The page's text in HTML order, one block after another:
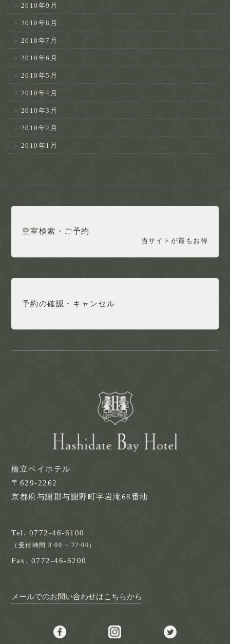
2010年9月
2010年8月
2010年7月
2010年6月
2010年5月
2010年4月
2010年3月
2010年2月
2010年1月
空室検索・ご予約
当サイトが最もお得
予約の確認・キャンセル
橋立ベイホテル
〒629-2262
京都府与謝郡与謝野町字岩滝68番地
Tel. 0772-46-6100
（受付時間 8:00 ~ 22:00）
Fax. 0772-46-6200
メールでのお問い合わせはこちらから